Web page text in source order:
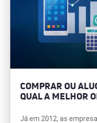
COMPRAR OU
QUAL A MELHOR
Já em 2012, as